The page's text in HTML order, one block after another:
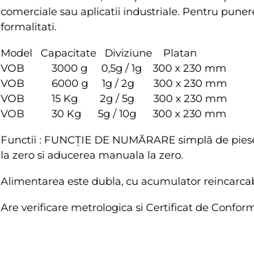
comerciale sau aplicatii industriale. Pentru
formalitati.
Model Capacitate Diviziune Platan
VOB 3000 g 0,5g / 1g 300 x 230 mm
VOB 6000 g 1g / 2g 300 x 230 mm
VOB 15 Kg 2g / 5g 300 x 230 mm
VOB 30 Kg 5g / 10g 300 x 230 mm
Functii : FUNCȚIE DE NUMĂRARE simplă de
la zero si aducerea manuala la zero.
Alimentarea este dubla, cu acumulator
Are verificare metrologica si Certificat de